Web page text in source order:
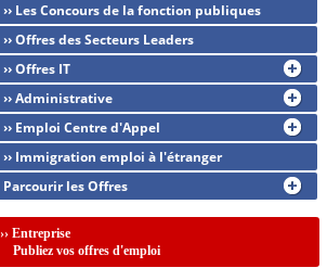
›› Les Concours de la fonction publiques
›› Offres des Secteurs Leaders
›› Offres IT
›› Administrative
›› Emploi Centre d'Appel
›› Immigration emploi à l'étranger
Parcourir les Offres
›› Entreprise
Publiez vos offres d'emploi